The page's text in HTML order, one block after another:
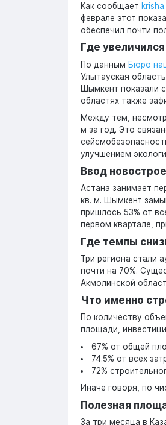
Как сообщает
феврале этот
обеспечил почти
Где
По данным Бюро
Улытауская
Шымкент показали
областях также
Между тем,
м за год. Это
улучшением
Ввод
Астана занимает
кв. м. Шымкент
пришлось 53% от
первом квартале,
Где темпы
Три региона стали
почти на 70%.
Акмолинской
Что именно
По количеству
площади,
67% от общей
74.5% от всех
72%
Иначе говоря, по
Полезная
За три месяца в